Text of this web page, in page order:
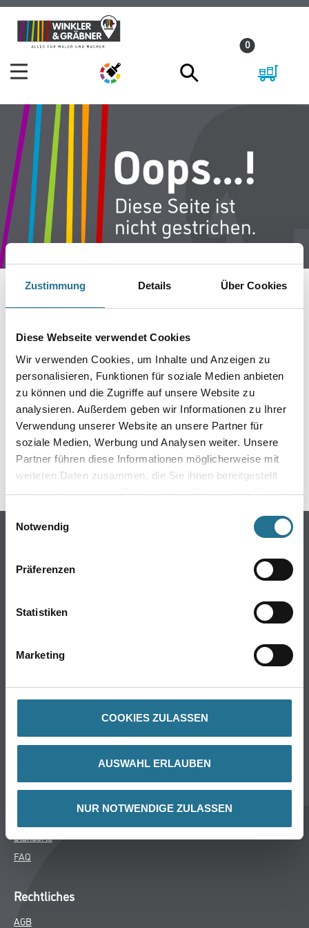
Zustimmung Details Über Cookies
Diese Webseite verwendet Cookies
Wir verwenden Cookies, um Inhalte und Anzeigen zu
personalisieren, Funktionen für soziale Medien anbieten
zu können und die Zugriffe auf unsere Website zu
analysieren. Außerdem geben wir Informationen zu Ihrer
Verwendung unserer Website an unsere Partner für
soziale Medien, Werbung und Analysen weiter. Unsere
Partner führen diese Informationen möglicherweise mit
weiteren Daten zusammen, die Sie ihnen bereitgestellt
haben oder die sie im Rahmen Ihrer Nutzung der Dienste
Einwilligungsauswahl
Notwendig
Präferenzen
Statistiken
Marketing
COOKIES ZULASSEN
AUSWAHL ERLAUBEN
NUR NOTWENDIGE ZULASSEN
Zum
Inhalt
Zum
Navigationsmenü
0
IST AUFGETRETEN
Keine Sorge, wir pinseln schon an der Lösung und
werden das Problem so schnell wie möglich beheben.
Erkunden Sie in der Zwischenzeit unseren Online-Shop
und lassen Sie sich inspirieren.
ZURÜCK ZUM ONLINE-SHOP
Online-Shop
Putze- und Spachtelmassen
Wand- & Deckenbeläge
Winkler & Gräbner
Services
Standorte
FAQ
Rechtliches
AGB